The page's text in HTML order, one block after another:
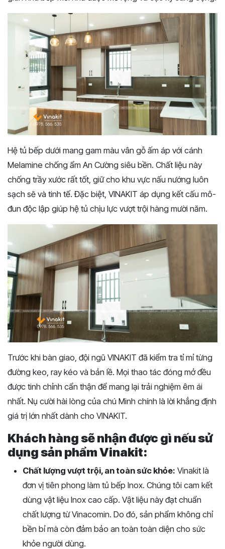
Hệ tủ bếp dưới mang gam màu vân gỗ ấm áp với cánh
Melamine chống ẩm An Cường siêu bền. Chất liệu này
chống trầy xước rất tốt, giữ cho khu vực nấu nướng luôn
sạch sẽ và tinh tế. Đặc biệt, VINAKIT áp dụng kết cấu mô-
đun độc lập giúp hệ tủ chịu lực vượt trội hàng mười năm.
Trước khi bàn giao, đội ngũ VINAKIT đã kiểm tra tỉ mỉ từng
đường keo, ray kéo và bản lề. Mọi thao tác đóng mở đều
được tinh chỉnh cẩn thận để mang lại trải nghiệm êm ái
nhất. Nụ cười hài lòng của chú Minh chính là lời khẳng định
giá trị lớn nhất dành cho VINAKIT.
Khách hàng sẽ nhận được gì nếu sử
dụng sản phẩm Vinakit:
Chất lượng vượt trội, an toàn sức khỏe: Vinakit là
đơn vị tiên phong làm tủ bếp Inox. Chúng tôi cam kết
dùng vật liệu Inox cao cấp. Vật liệu này đạt chuẩn
chất lượng từ Vinacomin. Do đó, sản phẩm không chỉ
bền bỉ mà còn đảm bảo an toàn toàn diện cho sức
khỏe người dùng.